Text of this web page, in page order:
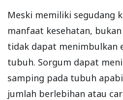
Meski memiliki segudang
manfaat kesehatan,
tidak dapat menimbulkan
tubuh. Sorgum dapat
samping pada tubuh
jumlah berlebihan atau